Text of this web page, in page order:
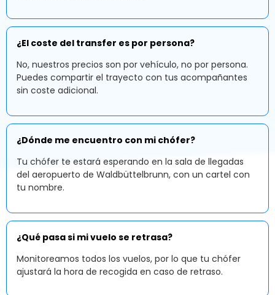
¿El coste del transfer es por persona?
No, nuestros precios son por vehículo, no por persona.
Puedes compartir el trayecto con tus acompañantes
sin coste adicional.
¿Dónde me encuentro con mi chófer?
Tu chófer te estará esperando en la sala de llegadas
del aeropuerto de Waldbüttelbrunn, con un cartel con
tu nombre.
¿Qué pasa si mi vuelo se retrasa?
Monitoreamos todos los vuelos, por lo que tu chófer
ajustará la hora de recogida en caso de retraso.